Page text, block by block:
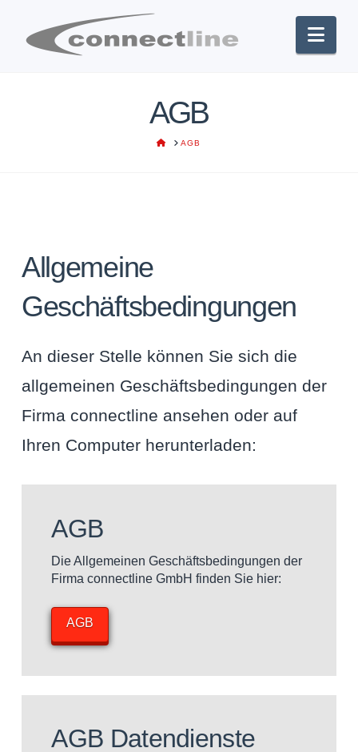
AGB
HOME
AGB
Allgemeine
Geschäftsbedingungen
An dieser Stelle können Sie sich die
allgemeinen Geschäftsbedingungen der
Firma connectline ansehen oder auf
Ihren Computer herunterladen:
AGB
Die Allgemeinen Geschäftsbedingungen der
Firma connectline GmbH finden Sie hier:
AGB
AGB Datendienste